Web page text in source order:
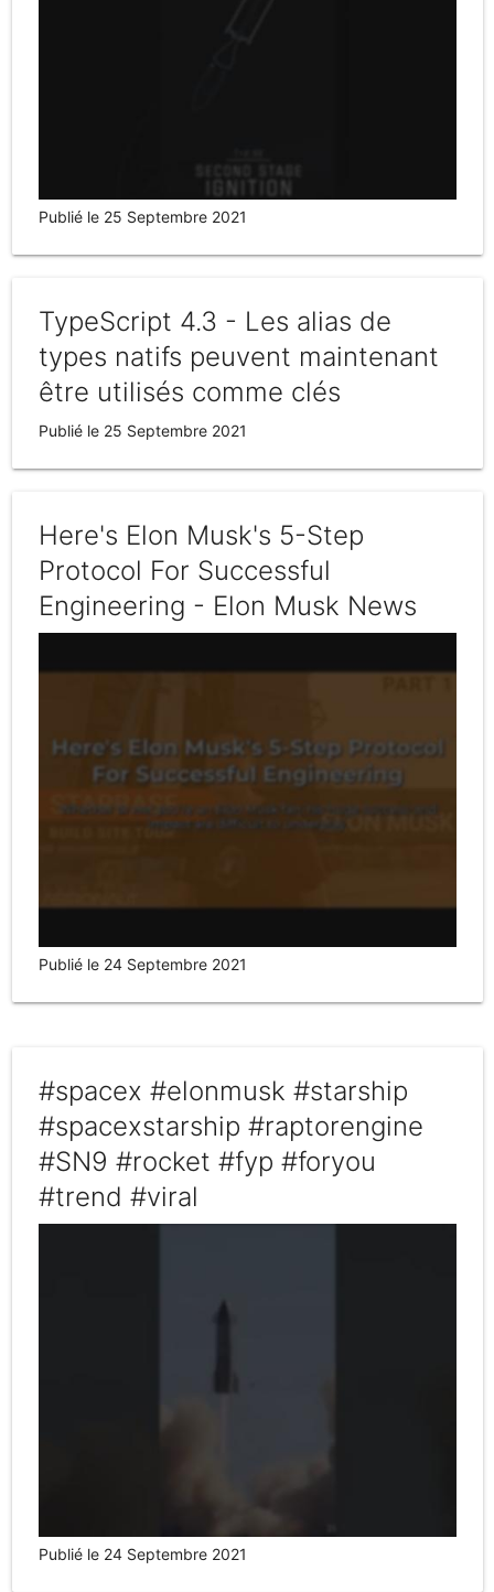
Publié le 25 Septembre 2021
TypeScript 4.3 - Les alias de
types natifs peuvent maintenant
être utilisés comme clés
Publié le 25 Septembre 2021
Here's Elon Musk's 5-Step
Protocol For Successful
Engineering - Elon Musk News
Publié le 24 Septembre 2021
#spacex #elonmusk #starship
#spacexstarship #raptorengine
#SN9 #rocket #fyp #foryou
#trend #viral
Publié le 24 Septembre 2021